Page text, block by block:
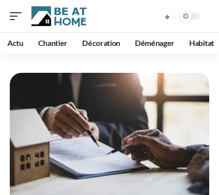
Actu Chantier Décoration Déménager Habitat